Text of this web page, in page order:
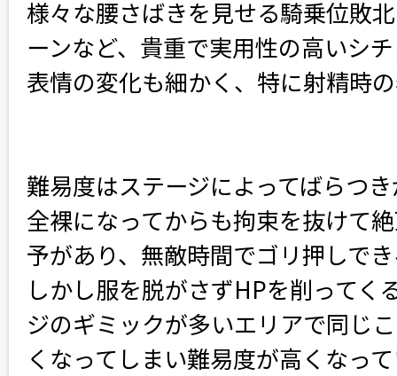
様々な腰さばきを見せる騎乗位敗
ーンなど、貴重で実用性の高いシ
表情の変化も細かく、特に射精時
難易度はステージによってばらつ
全裸になってからも拘束を抜けて
予があり、無敵時間でゴリ押しで
しかし服を脱がさずHPを削ってく
ジのギミックが多いエリアで同じ
くなってしまい難易度が高くなっ